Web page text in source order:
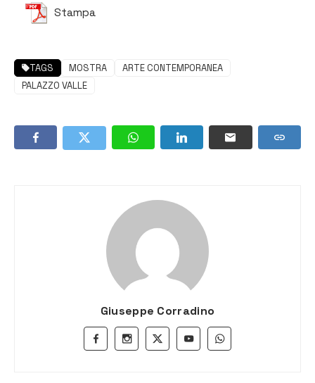
Stampa
TAGS MOSTRA
ARTE CONTEMPORANEA
PALAZZO VALLE
Giuseppe Corradino